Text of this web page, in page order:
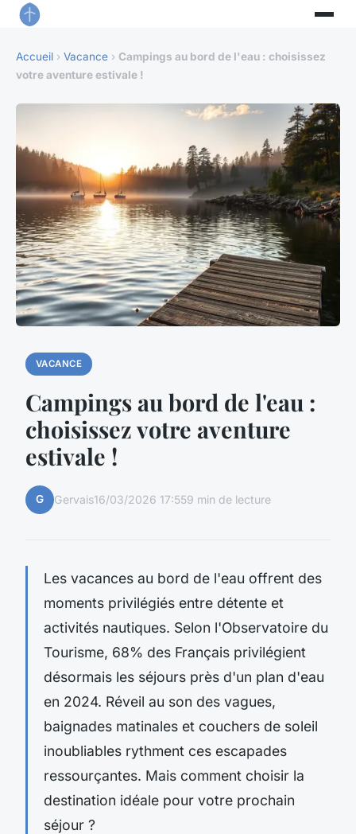
Accueil › Vacance › Campings au bord de l'eau : choisissez
votre aventure estivale !
VACANCE
Campings au bord de l'eau :
choisissez votre aventure
estivale !
G Gervais16/03/2026 17:559 min de lecture
Les vacances au bord de l'eau offrent des
moments privilégiés entre détente et
activités nautiques. Selon l'Observatoire du
Tourisme, 68% des Français privilégient
désormais les séjours près d'un plan d'eau
en 2024. Réveil au son des vagues,
baignades matinales et couchers de soleil
inoubliables rythment ces escapades
ressourçantes. Mais comment choisir la
destination idéale pour votre prochain
séjour ?